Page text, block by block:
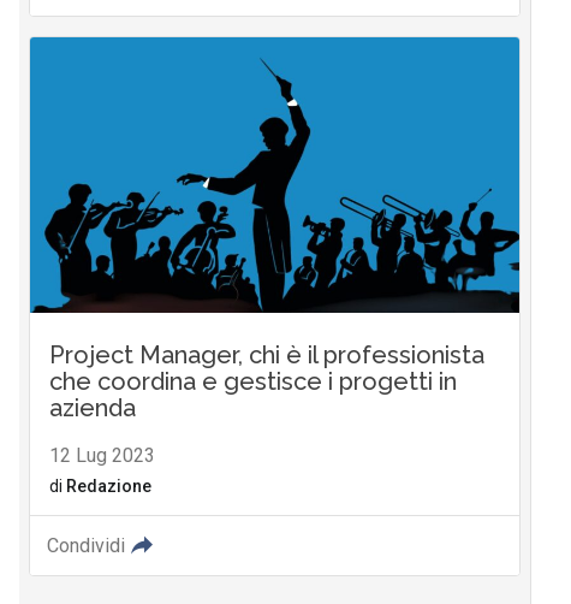
Project Manager, chi è il professionista
che coordina e gestisce i progetti in
azienda
12 Lug 2023
di Redazione
Condividi